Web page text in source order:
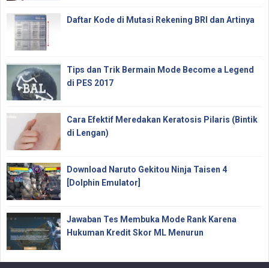
Daftar Kode di Mutasi Rekening BRI dan Artinya
Tips dan Trik Bermain Mode Become a Legend
di PES 2017
Cara Efektif Meredakan Keratosis Pilaris (Bintik
di Lengan)
Download Naruto Gekitou Ninja Taisen 4
[Dolphin Emulator]
Jawaban Tes Membuka Mode Rank Karena
Hukuman Kredit Skor ML Menurun